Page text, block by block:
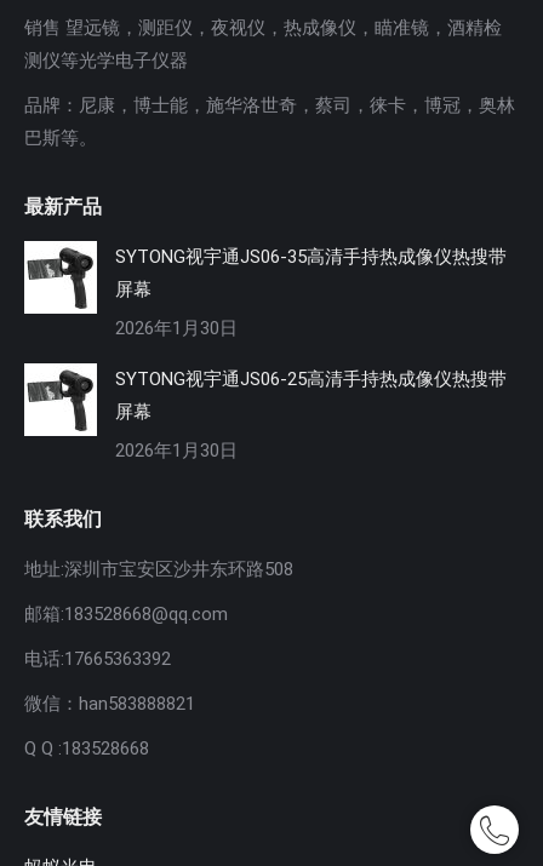
销售 望远镜，测距仪，夜视仪，热成像仪，瞄准镜，酒精检
测仪等光学电子仪器
品牌：尼康，博士能，施华洛世奇，蔡司，徕卡，博冠，奥林
巴斯等。
最新产品
SYTONG视宇通JS06-35高清手持热成像仪热搜带
屏幕
2026年1月30日
SYTONG视宇通JS06-25高清手持热成像仪热搜带
屏幕
2026年1月30日
联系我们
地址:深圳市宝安区沙井东环路508
邮箱:183528668@qq.com
电话:17665363392
微信：han583888821
Q Q :183528668
友情链接